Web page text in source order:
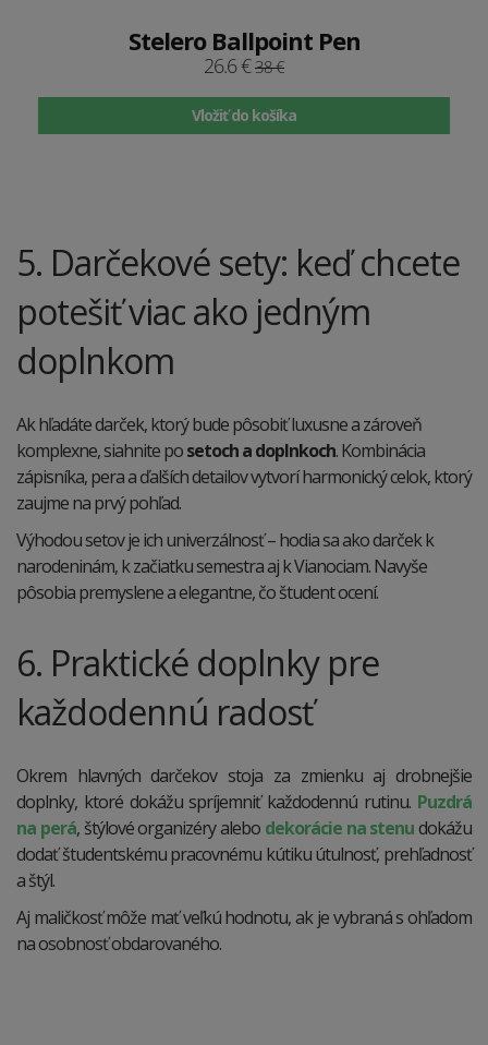
Stelero Ballpoint Pen
26.6 €38 €
Vložiť do košíka
5. Darčekové sety: keď chcete
potešiť viac ako jedným
doplnkom
Ak hľadáte darček, ktorý bude pôsobiť luxusne a zároveň
komplexne, siahnite posetoch a doplnkoch. Kombinácia
zápisníka, pera a ďalších detailov vytvorí harmonický celok, ktorý
zaujme na prvý pohľad.
Výhodou setov je ich univerzálnosť – hodia sa ako darček k
narodeninám, k začiatku semestra aj k Vianociam. Navyše
pôsobia premyslene a elegantne, čo študent ocení.
6. Praktické doplnky pre
každodennú radosť
Okrem hlavných darčekov stoja za zmienku aj drobnejšie
doplnky, ktoré dokážu spríjemniť každodennú rutinu. Puzdrá
na perá, štýlové organizéry alebo dekorácie na stenudokážu
dodať študentskému pracovnému kútiku útulnosť, prehľadnosť
a štýl.
Aj maličkosť môže mať veľkú hodnotu, ak je vybraná s ohľadom
na osobnosť obdarovaného.